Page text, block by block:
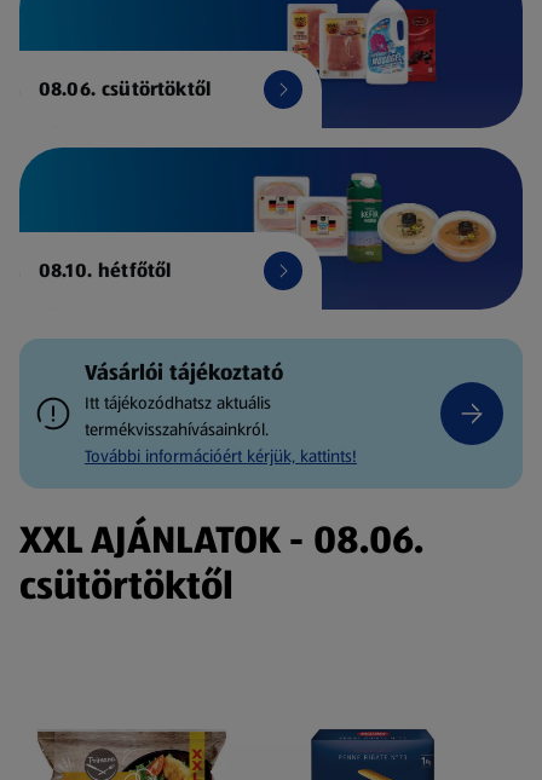
08.06. csütörtöktől
08.10. hétfőtől
Vásárlói tájékoztató
Itt tájékozódhatsz aktuális
termékvisszahívásainkról.
További információért kérjük, kattints!
XXL AJÁNLATOK - 08.06.
csütörtöktől